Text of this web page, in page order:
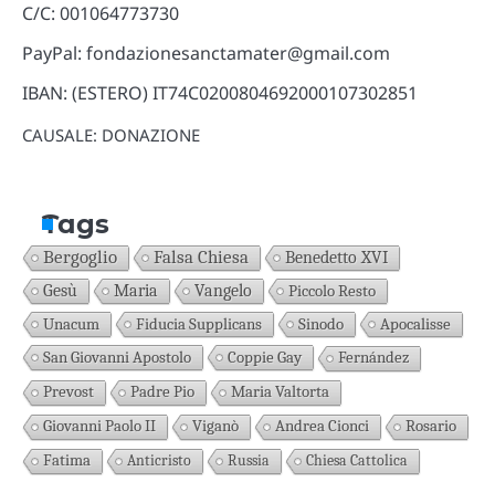
C/C: 001064773730
PayPal: fondazionesanctamater@gmail.com
IBAN: (ESTERO) IT74C0200804692000107302851
CAUSALE: DONAZIONE
Tags
Bergoglio Falsa Chiesa Benedetto XVI
Gesù Maria Vangelo
Piccolo Resto
Unacum
Fiducia Supplicans Sinodo
Apocalisse
San Giovanni Apostolo
Coppie Gay
Fernández
Prevost
Padre Pio
Maria Valtorta
Giovanni Paolo II
Viganò Andrea Cionci
Rosario
Fatima
Anticristo Russia
Chiesa Cattolica